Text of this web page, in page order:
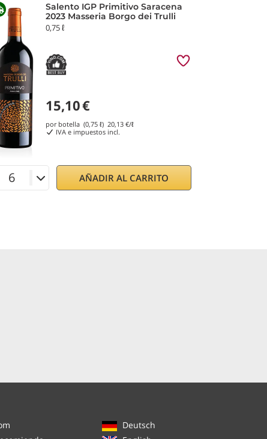
Salento IGP Primitivo Saracena
2023 Masseria Borgo dei Trulli
0,75 ℓ
15,10€
por botella (0,75 ℓ) 20,13 €/ℓ
IVA e impuestos incl.
AÑADIR AL CARRITO
Deutsch